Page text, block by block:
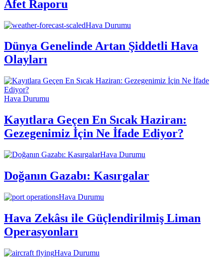
Afet Raporu
Hava Durumu
Dünya Genelinde Artan Şiddetli Hava
Olayları
Hava Durumu
Kayıtlara Geçen En Sıcak Haziran:
Gezegenimiz İçin Ne İfade Ediyor?
Hava Durumu
Doğanın Gazabı: Kasırgalar
Hava Durumu
Hava Zekâsı ile Güçlendirilmiş Liman
Operasyonları
Hava Durumu